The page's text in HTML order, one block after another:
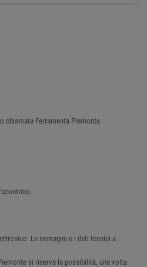
chiamata Ferramenta Piemonte.
Le immagini e i dati tecnici a
si riserva la possibilità, una volta